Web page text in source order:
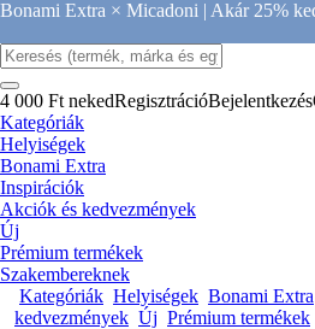
Bonami Extra × Micadoni | Akár 25%
4 000 Ft nekedRegisztrációBejelentkezés
Kategóriák
Helyiségek
Bonami Extra
Inspirációk
Akciók és kedvezmények
Új
Prémium termékek
Szakembereknek
Kategóriák Helyiségek Bonami Extra
kedvezmények Új Prémium termékek